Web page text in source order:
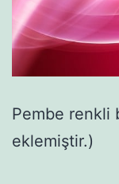
Pembe renkli
eklemiştir.)